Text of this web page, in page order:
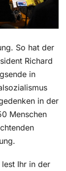
So hat der
Richard
in
in der
Menschen
Ihr in der